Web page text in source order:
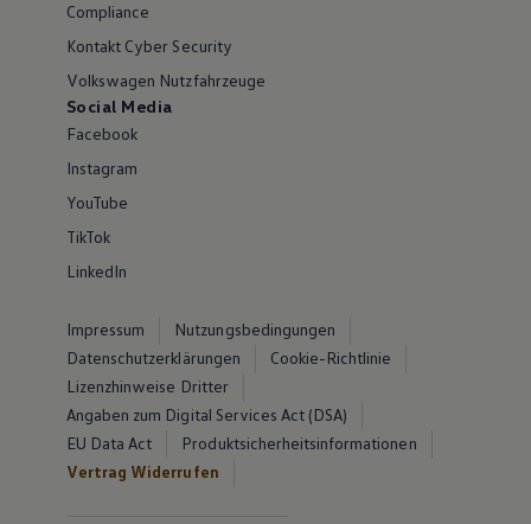
Compliance
Kontakt Cyber Security
Volkswagen Nutzfahrzeuge
Social Media
Facebook
Instagram
YouTube
TikTok
LinkedIn
Impressum
Nutzungsbedingungen
Datenschutzerklärungen
Cookie-Richtlinie
Lizenzhinweise Dritter
Angaben zum Digital Services Act (DSA)
EU Data Act
Produktsicherheitsinformationen
Vertrag Widerrufen